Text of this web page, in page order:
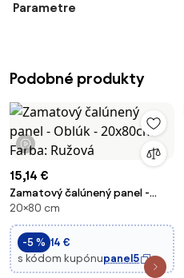
Parametre
Podobné produkty
1 video
15,14 €
Zamatový čalúnený panel -
Oblúk - 20x80cm Farba: Ružová
20×80 cm
-5 % 14 €
s kódom kupónupanel5